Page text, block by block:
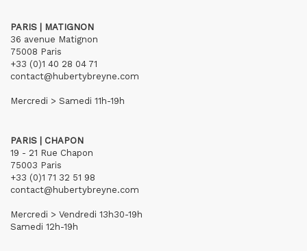
PARIS | MATIGNON
36 avenue Matignon
75008 Paris
+33 (0)1 40 28 04 71
contact@hubertybreyne.com
Mercredi > Samedi 11h-19h
PARIS | CHAPON
19 - 21 Rue Chapon
75003 Paris
+33 (0)1 71 32 51 98
contact@hubertybreyne.com
Mercredi > Vendredi 13h30-19h
Samedi 12h-19h